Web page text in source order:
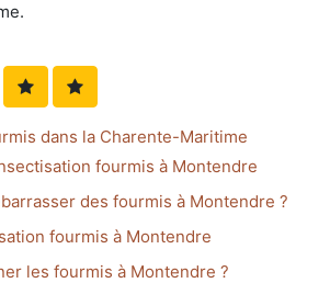
dans la Charente-Maritime
fourmis à Montendre
des fourmis à Montendre ?
fourmis à Montendre
les fourmis à Montendre ?